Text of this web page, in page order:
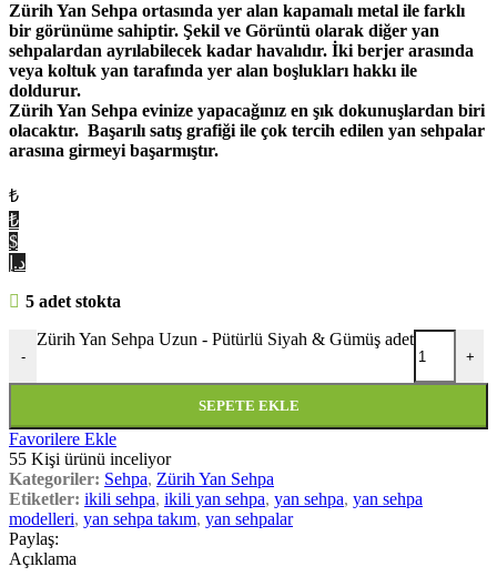
Zürih Yan Sehpa ortasında yer alan kapamalı metal ile farklı
bir görünüme sahiptir. Şekil ve Görüntü olarak diğer yan
sehpalardan ayrılabilecek kadar havalıdır. İki berjer arasında
veya koltuk yan tarafında yer alan boşlukları hakkı ile
doldurur.
Zürih Yan Sehpa evinize yapacağınız en şık dokunuşlardan biri
olacaktır. Başarılı satış grafiği ile çok tercih edilen yan sehpalar
arasına girmeyi başarmıştır.
₺
₺
$
د.إ
5 adet stokta
-
Zürih Yan Sehpa Uzun - Pütürlü Siyah & Gümüş adet
+
SEPETE EKLE
Favorilere Ekle
55 Kişi ürünü inceliyor
Kategoriler: Sehpa, Zürih Yan Sehpa
Etiketler: ikili sehpa, ikili yan sehpa, yan sehpa, yan sehpa
modelleri, yan sehpa takım, yan sehpalar
Paylaş:
Açıklama